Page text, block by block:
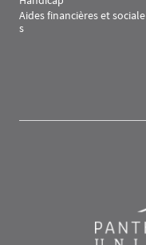
Aides financières et sociale
s